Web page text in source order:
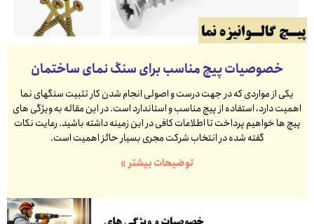
خصوصیات پیچ مناسب برای سنگ نمای ساختمان
یکی از مواردی که در جهت درست و اصولی انجام شدن کار تثبیت سنگهای نما
اهمیت دارد، استفاده از پیچ مناسب و استاندارد است. در این مقاله به ویژگی های
پیچ ها خواهیم پرداخت تا اطلاعات کافی در این زمینه داشته باشید. رعایت نکات
گفته شده در انتخاب شرکت مجری بسیار حائز اهمیت است.
توضیحات بیشتر »